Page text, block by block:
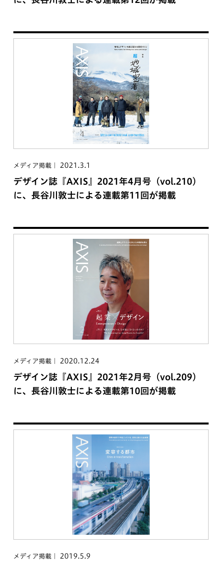
メディア掲載 2021.3.1
デザイン誌『AXIS』2021年4月号（vol.210）
に、長谷川敦士による連載第11回が掲載
メディア掲載 2020.12.24
デザイン誌『AXIS』2021年2月号（vol.209）
に、長谷川敦士による連載第10回が掲載
メディア掲載 2019.5.9